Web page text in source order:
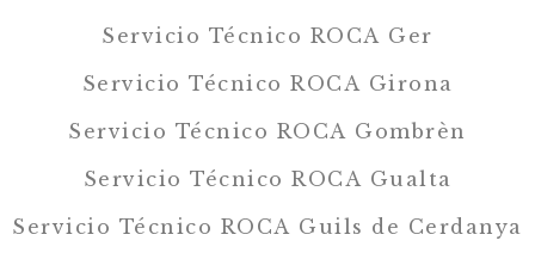
Servicio Técnico ROCA Ger
Servicio Técnico ROCA Girona
Servicio Técnico ROCA Gombrèn
Servicio Técnico ROCA Gualta
Servicio Técnico ROCA Guils de Cerdanya